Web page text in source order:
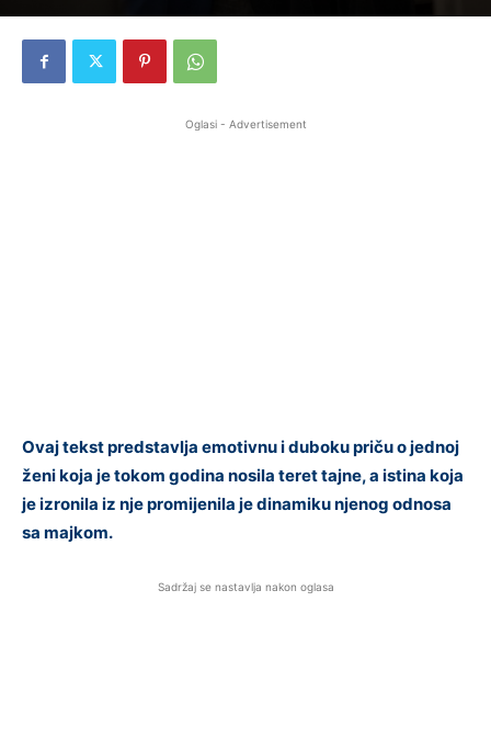
Oglasi - Advertisement
Ovaj tekst predstavlja emotivnu i duboku priču o jednoj
ženi koja je tokom godina nosila teret tajne, a istina koja
je izronila iz nje promijenila je dinamiku njenog odnosa
sa majkom.
Sadržaj se nastavlja nakon oglasa